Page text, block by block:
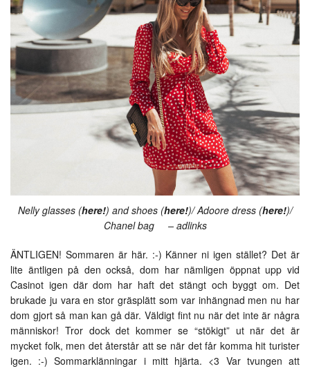
Nelly glasses (here!) and shoes (here!)/ Adoore dress (here!)/
Chanel bag – adlinks
ÄNTLIGEN! Sommaren är här. :-) Känner ni igen stället? Det är
lite äntligen på den också, dom har nämligen öppnat upp vid
Casinot igen där dom har haft det stängt och byggt om. Det
brukade ju vara en stor gräsplätt som var inhängnad men nu har
dom gjort så man kan gå där. Väldigt fint nu när det inte är några
människor! Tror dock det kommer se “stökigt” ut när det är
mycket folk, men det återstår att se när det får komma hit turister
igen. :-) Sommarklänningar i mitt hjärta. <3 Var tvungen att